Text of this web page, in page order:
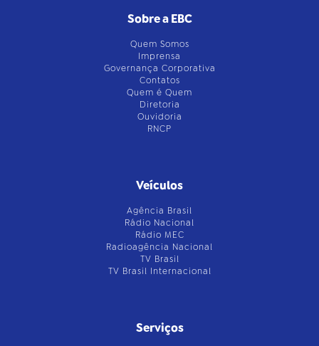
Sobre a EBC
Quem Somos
Imprensa
Governança Corporativa
Contatos
Quem é Quem
Diretoria
Ouvidoria
RNCP
Veículos
Agência Brasil
Rádio Nacional
Rádio MEC
Radioagência Nacional
TV Brasil
TV Brasil Internacional
Serviços